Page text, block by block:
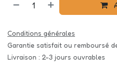
Conditions générales
Garantie satisfait ou remboursé
Livraison : 2-3 jours ouvrables